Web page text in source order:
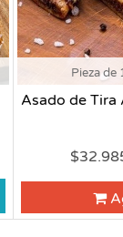
Pieza de
Asado de Tira